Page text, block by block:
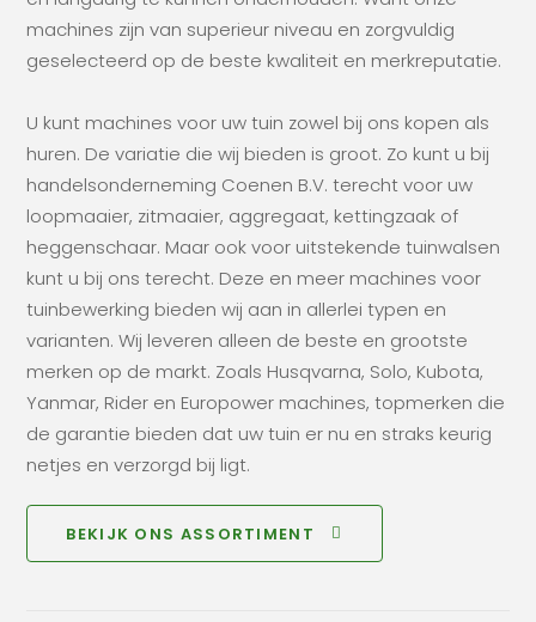
machines zijn van superieur niveau en zorgvuldig
geselecteerd op de beste kwaliteit en merkreputatie.
U kunt machines voor uw tuin zowel bij ons kopen als
huren. De variatie die wij bieden is groot. Zo kunt u bij
handelsonderneming Coenen B.V. terecht voor uw
loopmaaier, zitmaaier, aggregaat, kettingzaak of
heggenschaar. Maar ook voor uitstekende tuinwalsen
kunt u bij ons terecht. Deze en meer machines voor
tuinbewerking bieden wij aan in allerlei typen en
varianten. Wij leveren alleen de beste en grootste
merken op de markt. Zoals Husqvarna, Solo, Kubota,
Yanmar, Rider en Europower machines, topmerken die
de garantie bieden dat uw tuin er nu en straks keurig
netjes en verzorgd bij ligt.
BEKIJK ONS ASSORTIMENT